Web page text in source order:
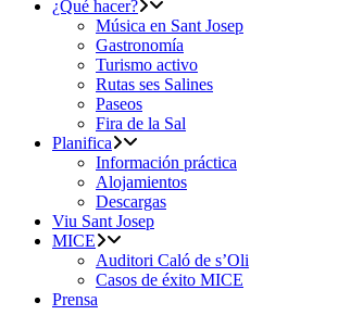
¿Qué hacer?
Música en Sant Josep
Gastronomía
Turismo activo
Rutas ses Salines
Paseos
Fira de la Sal
Planifica
Información práctica
Alojamientos
Descargas
Viu Sant Josep
MICE
Auditori Caló de s’Oli
Casos de éxito MICE
Prensa